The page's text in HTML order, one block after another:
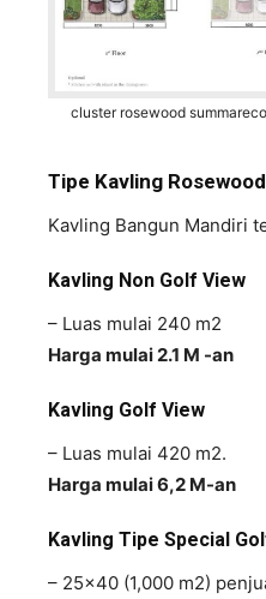
cluster rosewood
Tipe Kavling Rosewood
Kavling Bangun Mandiri
Kavling Non Golf View
– Luas mulai 240 m2
Harga mulai 2.1 M -an
Kavling Golf View
– Luas mulai 420 m2.
Harga mulai 6,2 M-an
Kavling Tipe Special
– 25×40 (1,000 m2)